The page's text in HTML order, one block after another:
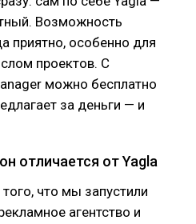
Возможность
приятно, особенно для
проектов. С
можно бесплатно
за деньги — и
отличается от Yagla
что мы запустили
агентство и